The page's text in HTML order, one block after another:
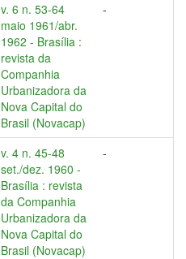
v. 6 n. 53-64
maio 1961/abr.
1962 - Brasília :
revista da
Companhia
Urbanizadora da
Nova Capital do
Brasil (Novacap)
-
v. 4 n. 45-48
set./dez. 1960 -
Brasília : revista
da Companhia
Urbanizadora da
Nova Capital do
Brasil (Novacap)
-